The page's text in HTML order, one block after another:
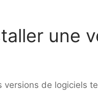
une
versions de logiciels